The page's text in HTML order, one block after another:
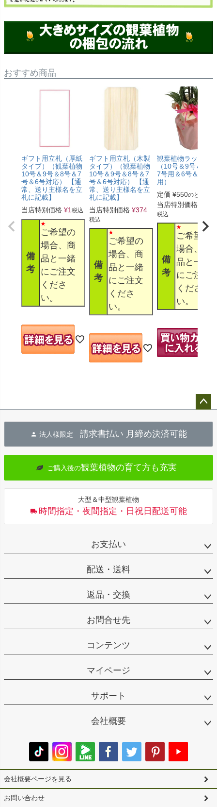
おすすめ商品
ギフト用立札（厚紙
タイプ）（観葉植物
10号＆9号＆8号＆7
号＆6号対応） 【通
常、送り主様名を立
札に記載】
当店特別価格 ¥1 税込
備
考
ご希望の
場合、商
品と一緒
にご注文
くださ
い。
ギフト用立札（木製
タイプ）（観葉植物
10号＆9号＆8号＆7
号＆6号対応） 【通
常、送り主様名を立
札に記載】
当店特別価格 ¥374
税込
備
考
ご希望の
場合、商
品と一緒
にご注文
くださ
い。
観葉植物ラッピン
（10号＆9号＆8号
7号用＆6号＆5号
用）
定価 ¥550のところ
当店特別価格
税込
備
考
ご希望の
場合、商
品と一緒
にご注文
くださ
い。
へ
法人様限定 請求書払い 月締め決済可能
ご購入後の観葉植物の育て方も充実
大型＆中型観葉植物
時間指定・夜間指定・日祝日配送可能
お支払い
配送・送料
返品・交換
お問合せ先
コンテンツ
マイページ
サポート
会社概要
会社概要ページを見る
お問い合わせ